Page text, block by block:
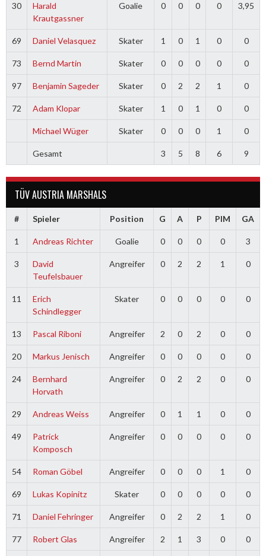
30
Harald
Krautgassner
Goalie 0 0 0 0 3,95
69 Daniel Velasquez Skater 1 0 1 0 0
73 Bernd Martin Skater 0 0 0 0 0
97 Benjamin Sageder Skater 0 2 2 1 0
72 Adam Klopar Skater 1 0 1 0 0
Michael Wüger Skater 0 0 0 1 0
Gesamt 3 5 8 6 9
TÜV AUSTRIA MARSHALS
# Spieler Position G A P PIM GA
1 Andreas Richter Goalie 0 0 0 0 3
3
David
Teufelsbauer
Angreifer 0 2 2 1 0
11
Erich
Schindlegger
Skater 0 0 0 0 0
13 Pascal Riboni Angreifer 2 0 2 0 0
20 Markus Jenisch Angreifer 0 0 0 0 0
24
Bernhard
Horvath
Angreifer 0 2 2 0 0
29 Andreas Weiss Angreifer 0 1 1 0 0
49
Patrick
Komposch
Angreifer 0 0 0 0 0
54 Roman Göbel Angreifer 0 0 0 1 0
69 Lukas Kopinitz Skater 0 0 0 0 0
71 Daniel Fehringer Angreifer 0 2 2 1 0
77 Robert Glas Angreifer 2 1 3 0 0